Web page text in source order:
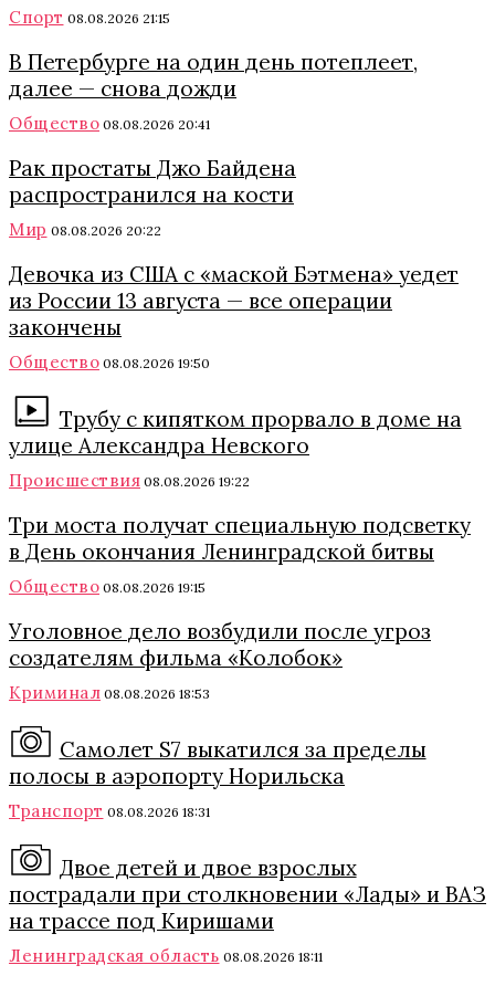
Спорт 08.08.2026 21:15
В Петербурге на один день потеплеет,
далее — снова дожди
Общество 08.08.2026 20:41
Рак простаты Джо Байдена
распространился на кости
Мир 08.08.2026 20:22
Девочка из США с «маской Бэтмена» уедет
из России 13 августа — все операции
закончены
Общество 08.08.2026 19:50
Трубу с кипятком прорвало в доме на
улице Александра Невского
Происшествия 08.08.2026 19:22
Три моста получат специальную подсветку
в День окончания Ленинградской битвы
Общество 08.08.2026 19:15
Уголовное дело возбудили после угроз
создателям фильма «Колобок»
Криминал 08.08.2026 18:53
Самолет S7 выкатился за пределы
полосы в аэропорту Норильска
Транспорт 08.08.2026 18:31
Двое детей и двое взрослых
пострадали при столкновении «Лады» и ВАЗ
на трассе под Киришами
Ленинградская область 08.08.2026 18:11